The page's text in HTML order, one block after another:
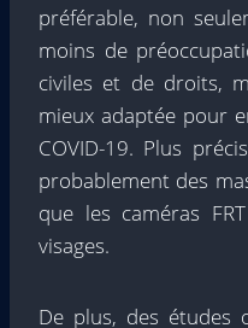
préférable, non
moins de
civiles et de droits,
mieux adaptée pour
COVID-19. Plus
probablement des
que les caméras
visages.
De plus, des études